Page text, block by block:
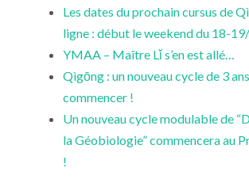
Les dates du prochain cursus de
ligne : début le weekend du 18-
YMAA – Maître Lǐ s’en est allé…
Qìgōng : un nouveau cycle de 3
commencer !
Un nouveau cycle modulable de
la Géobiologie” commencera au
!